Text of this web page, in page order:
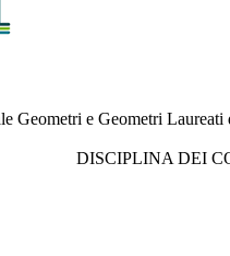
Geometri e Geometri
DISCIPLINA DEI